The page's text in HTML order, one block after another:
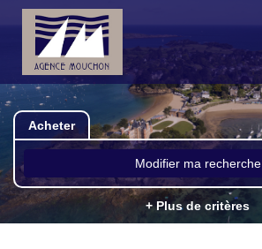
Acheter
Modifier ma recherche
+ Plus de critères